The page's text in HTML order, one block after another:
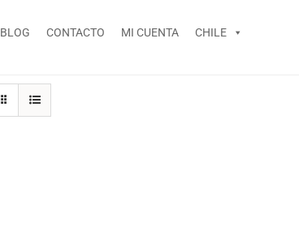
BLOG CONTACTO MI CUENTA CHILE